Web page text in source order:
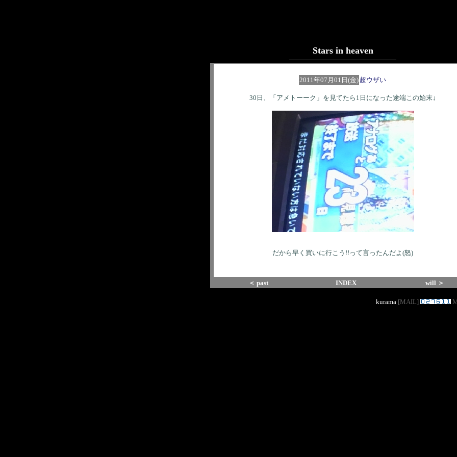
Stars in heaven
2011年07月01日(金) 超ウザい
30日、「アメトーーク」を見てたら1日になった途端この始末↓
だから早く買いに行こう!!って言ったんだよ(怒)
＜ past INDEX will ＞
kurama [MAIL]